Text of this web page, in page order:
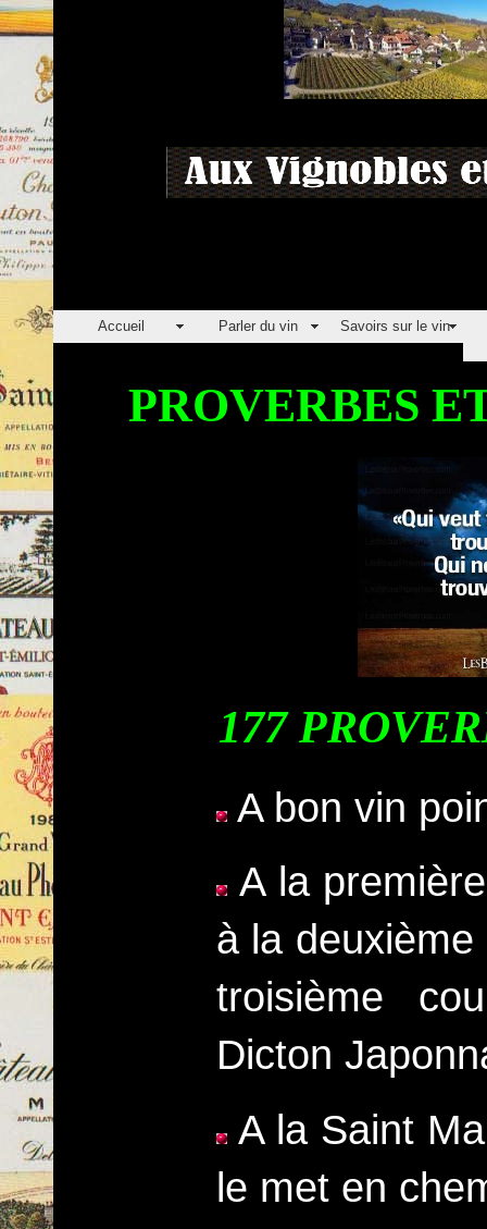
Accueil Parler du vin Savoirs sur le vin
PROVERBES
177
A bon vin
A la
à la
troisième
Dicton
A la Saint
le met en